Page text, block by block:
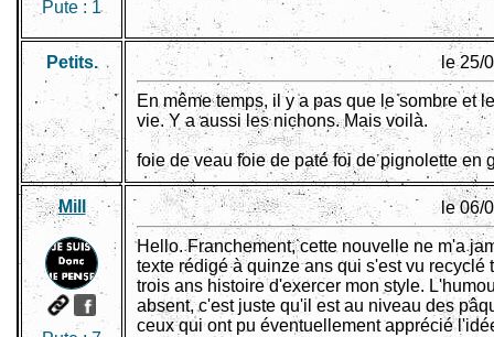
Pute : 1
Petits. le 25/
En même temps, il y a pas que le sombre et
vie. Y a aussi les nichons. Mais voilà.
foie de veau foie de paté foi de pignolette en
Mill le 06/
Hello. Franchement, cette nouvelle ne m'a
texte rédigé à quinze ans qui s'est vu recyclé
trois ans histoire d'exercer mon style.
absent, c'est juste qu'il est au niveau des
ceux qui ont pu éventuellement apprécié